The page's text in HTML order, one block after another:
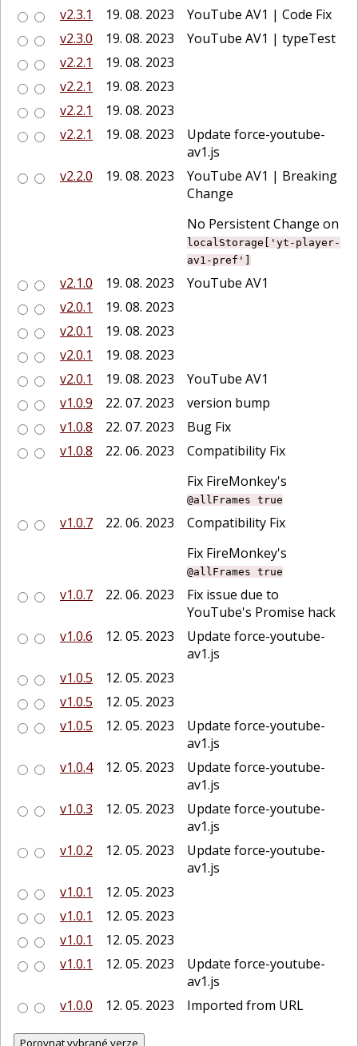
v2.3.1
19. 08. 2023
YouTube AV1 | Code Fix
v2.3.0
19. 08. 2023
YouTube AV1 | typeTest
v2.2.1
19. 08. 2023
v2.2.1
19. 08. 2023
v2.2.1
19. 08. 2023
v2.2.1
19. 08. 2023
Update force-youtube-
av1.js
v2.2.0
19. 08. 2023
YouTube AV1 | Breaking
Change
No Persistent Change on
localStorage['yt-player-
av1-pref']
v2.1.0 19. 08. 2023
YouTube AV1
v2.0.1
19. 08. 2023
v2.0.1
19. 08. 2023
v2.0.1
19. 08. 2023
v2.0.1
19. 08. 2023
YouTube AV1
v1.0.9
22. 07. 2023
version bump
v1.0.8
22. 07. 2023
Bug Fix
v1.0.8
22. 06. 2023
Compatibility Fix
Fix FireMonkey's
@allFrames true
v1.0.7 22. 06. 2023
Compatibility Fix
Fix FireMonkey's
@allFrames true
v1.0.7 22. 06. 2023
Fix issue due to
YouTube's Promise hack
v1.0.6
12. 05. 2023
Update force-youtube-
av1.js
v1.0.5
12. 05. 2023
v1.0.5
12. 05. 2023
v1.0.5
12. 05. 2023
Update force-youtube-
av1.js
v1.0.4
12. 05. 2023
Update force-youtube-
av1.js
v1.0.3
12. 05. 2023
Update force-youtube-
av1.js
v1.0.2
12. 05. 2023
Update force-youtube-
av1.js
v1.0.1
12. 05. 2023
v1.0.1
12. 05. 2023
v1.0.1
12. 05. 2023
v1.0.1
12. 05. 2023
Update force-youtube-
av1.js
v1.0.0
12. 05. 2023 Imported from URL